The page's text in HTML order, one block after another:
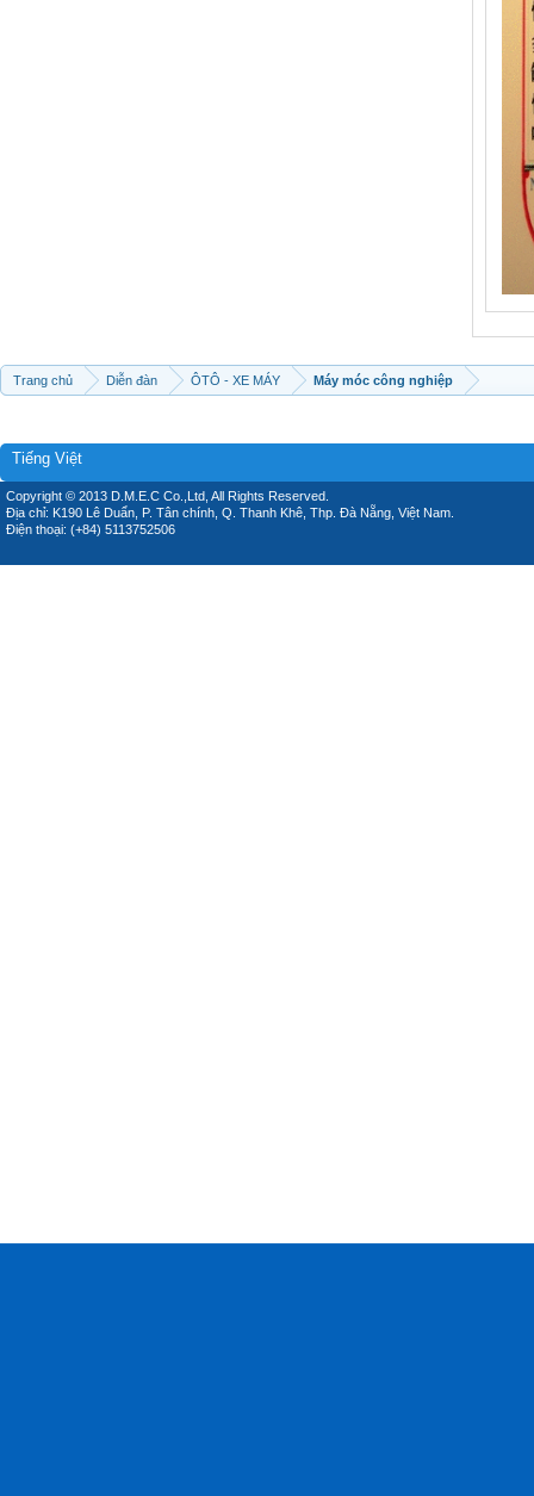
Trang chủ Diễn đàn ÔTÔ - XE MÁY Máy móc công nghiệp
Tiếng Việt
Copyright © 2013 D.M.E.C Co.,Ltd, All Rights Reserved.
Địa chỉ: K190 Lê Duẩn, P. Tân chính, Q. Thanh Khê, Thp. Đà Nẵng, Việt Nam.
Điện thoại: (+84) 5113752506